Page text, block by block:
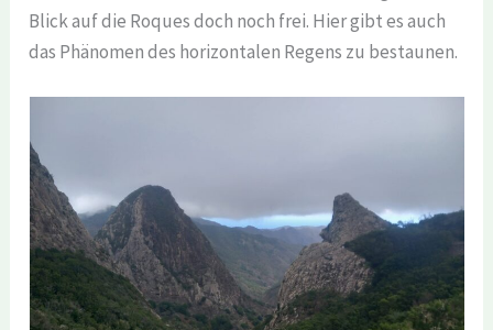
Blick auf die Roques doch noch frei. Hier gibt es auch
das Phänomen des horizontalen Regens zu bestaunen.